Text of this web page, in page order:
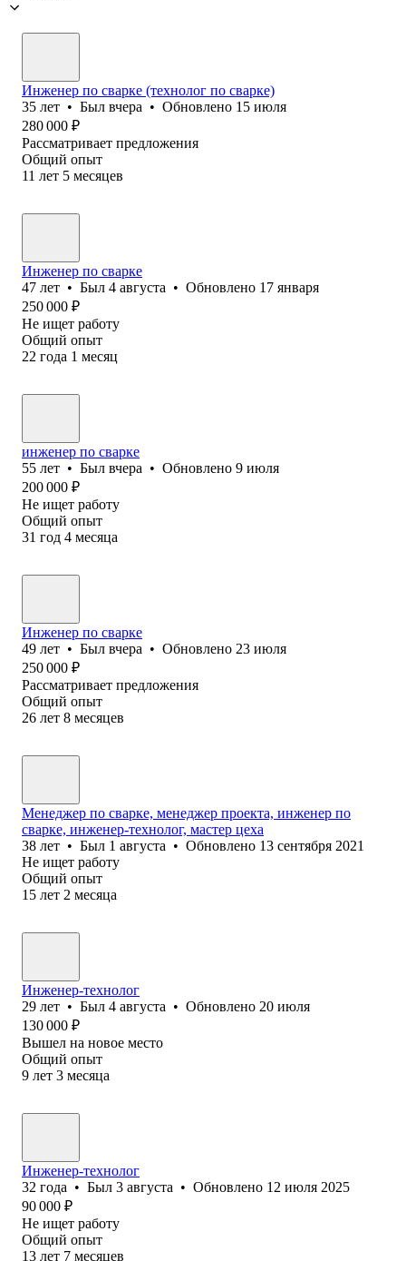
Инженер по сварке (технолог по сварке)
35 лет • Был вчера • Обновлено 15 июля
280 000 ₽
Рассматривает предложения
Общий опыт
11 лет 5 месяцев
Инженер по сварке
47 лет • Был 4 августа • Обновлено 17 января
250 000 ₽
Не ищет работу
Общий опыт
22 года 1 месяц
инженер по сварке
55 лет • Был вчера • Обновлено 9 июля
200 000 ₽
Не ищет работу
Общий опыт
31 год 4 месяца
Инженер по сварке
49 лет • Был вчера • Обновлено 23 июля
250 000 ₽
Рассматривает предложения
Общий опыт
26 лет 8 месяцев
Менеджер по сварке, менеджер проекта, инженер по
сварке, инженер-технолог, мастер цеха
38 лет • Был 1 августа • Обновлено 13 сентября 2021
Не ищет работу
Общий опыт
15 лет 2 месяца
Инженер-технолог
29 лет • Был 4 августа • Обновлено 20 июля
130 000 ₽
Вышел на новое место
Общий опыт
9 лет 3 месяца
Инженер-технолог
32 года • Был 3 августа • Обновлено 12 июля 2025
90 000 ₽
Не ищет работу
Общий опыт
13 лет 7 месяцев